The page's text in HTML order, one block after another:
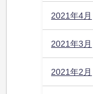
2021年4月
2021年3月
2021年2月